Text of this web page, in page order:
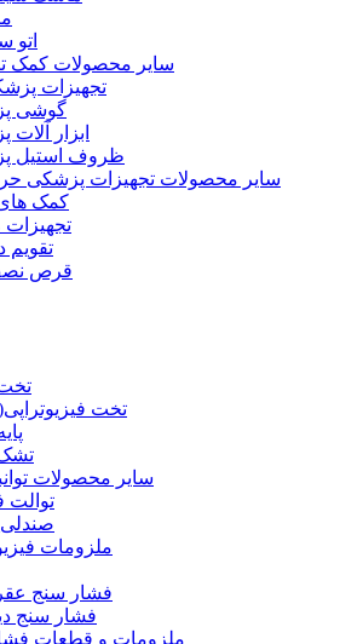
سایر محصولات کمک
تجهیزات
گوشی
ابزار
ظروف استیل
سایر محصولات تجهیزات پزشکی
کمک های
تقویم
قرص
تخت
تخت
تشک
سایر محصولات
توالت
صندلی
ملزومات
فشار سنج
فشار سنج
ملزومات و قطعات